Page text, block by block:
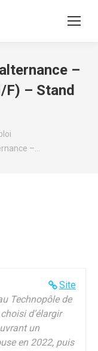
–
F) – Stand
–…
Site
Technopôle de
d’élargir
un
en 2022, puis